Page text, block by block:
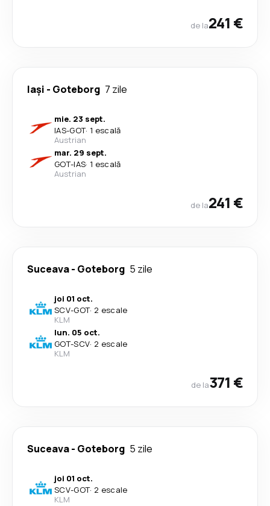
de la241 €
Iași - Goteborg 7 zile
mie. 23 sept.
IAS-GOT· 1 escală
Austrian
mar. 29 sept.
GOT-IAS· 1 escală
Austrian
de la241 €
Suceava- Goteborg 5 zile
joi 01 oct.
SCV-GOT· 2 escale
KLM
lun. 05 oct.
GOT-SCV· 2 escale
KLM
de la371 €
Suceava- Goteborg 5 zile
joi 01 oct.
SCV-GOT· 2 escale
KLM